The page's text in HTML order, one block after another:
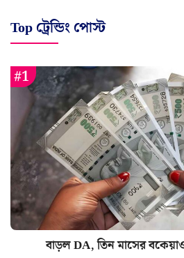
Top ট্রেন্ডিং পোস্ট
বাড়ল DA, তিন মাসের